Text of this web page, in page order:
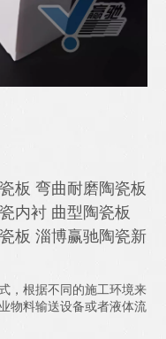
板 弯曲耐磨陶瓷板
内衬 曲型陶瓷板
板 淄博赢驰陶瓷新
，根据不同的施工环境来
物料输送设备或者液体流